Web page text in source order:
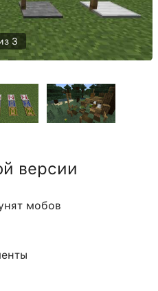
3
версии
мобов